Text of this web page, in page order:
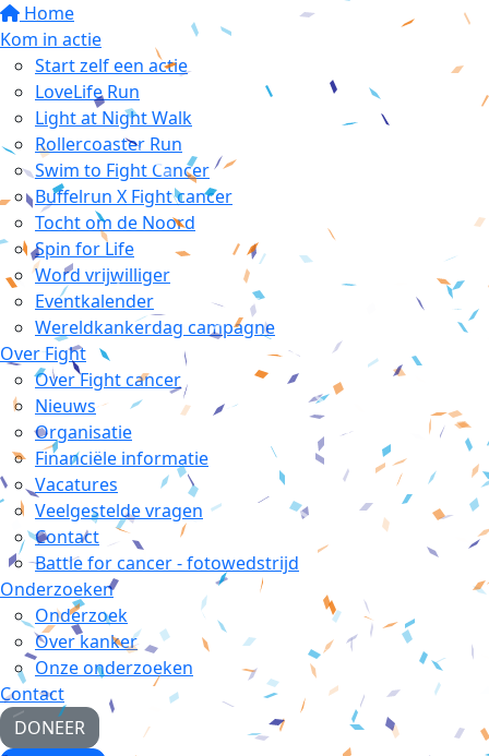
Home
Kom in actie
Start zelf een actie
LoveLife Run
Light at Night Walk
Rollercoaster Run
Swim to Fight Cancer
Buffelrun X Fight cancer
Tocht om de Noord
Spin for Life
Word vrijwilliger
Eventkalender
Wereldkankerdag campagne
Over Fight
Over Fight cancer
Nieuws
Organisatie
Financiële informatie
Vacatures
Veelgestelde vragen
Contact
Battle for cancer - fotowedstrijd
Onderzoeken
Onderzoek
Over kanker
Onze onderzoeken
Contact
DONEER